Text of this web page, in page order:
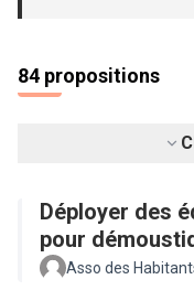
84 propositions
Déployer des
pour
Asso des